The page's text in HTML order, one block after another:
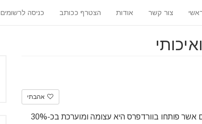
צור קשר אודות הצטרף ככותב כניסה לרשומים
אהבתי
מערכת וורדפרס צברה בשנים האחרונות תאוצה וכמות האתרים אשר פותחו בוורדפרס היא עצומה ומוערכת בכ-30%